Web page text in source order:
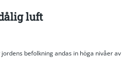
luft
befolkning andas in höga nivåer av